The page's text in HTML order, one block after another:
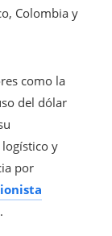
Colombia y
como la
del dólar
y
por
.